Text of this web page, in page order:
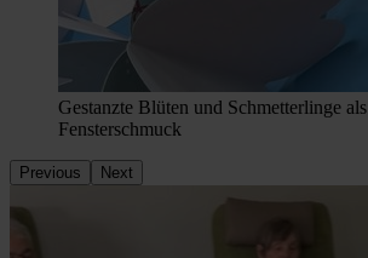
Gestanzte Blüten und Schmetterlinge als
Fensterschmuck
Previous Next